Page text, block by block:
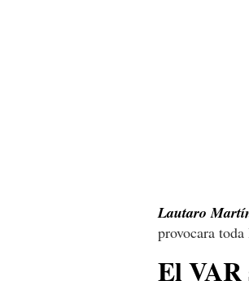
Lautaro
provocara
El VAR